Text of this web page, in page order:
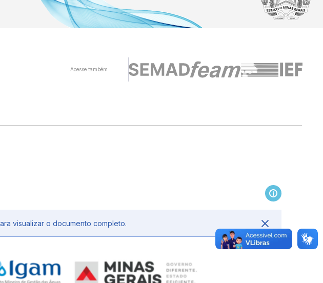
Acesse também
visualizar o documento completo.